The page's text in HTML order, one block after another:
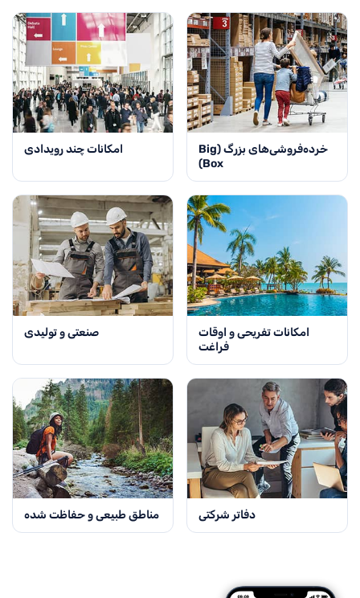
خرده‌فروشی‌های بزرگ (Big
Box)
امکانات چند رویدادی
امکانات تفریحی و اوقات
فراغت
صنعتی و تولیدی
دفاتر شرکتی مناطق طبیعی و حفاظت شده